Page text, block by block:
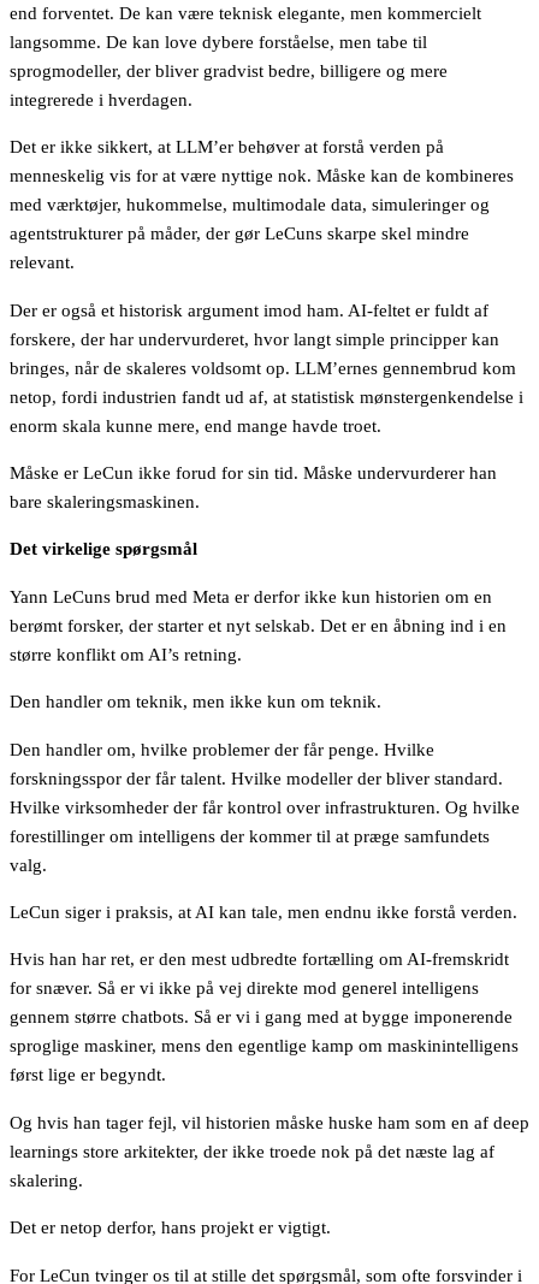
end forventet. De kan være teknisk elegante, men kommercielt
langsomme. De kan love dybere forståelse, men tabe til
sprogmodeller, der bliver gradvist bedre, billigere og mere
integrerede i hverdagen.
Det er ikke sikkert, at LLM’er behøver at forstå verden på
menneskelig vis for at være nyttige nok. Måske kan de kombineres
med værktøjer, hukommelse, multimodale data, simuleringer og
agentstrukturer på måder, der gør LeCuns skarpe skel mindre
relevant.
Der er også et historisk argument imod ham. AI-feltet er fuldt af
forskere, der har undervurderet, hvor langt simple principper kan
bringes, når de skaleres voldsomt op. LLM’ernes gennembrud kom
netop, fordi industrien fandt ud af, at statistisk mønstergenkendelse i
enorm skala kunne mere, end mange havde troet.
Måske er LeCun ikke forud for sin tid. Måske undervurderer han
bare skaleringsmaskinen.
Det virkelige spørgsmål
Yann LeCuns brud med Meta er derfor ikke kun historien om en
berømt forsker, der starter et nyt selskab. Det er en åbning ind i en
større konflikt om AI’s retning.
Den handler om teknik, men ikke kun om teknik.
Den handler om, hvilke problemer der får penge. Hvilke
forskningsspor der får talent. Hvilke modeller der bliver standard.
Hvilke virksomheder der får kontrol over infrastrukturen. Og hvilke
forestillinger om intelligens der kommer til at præge samfundets
valg.
LeCun siger i praksis, at AI kan tale, men endnu ikke forstå verden.
Hvis han har ret, er den mest udbredte fortælling om AI-fremskridt
for snæver. Så er vi ikke på vej direkte mod generel intelligens
gennem større chatbots. Så er vi i gang med at bygge imponerende
sproglige maskiner, mens den egentlige kamp om maskinintelligens
først lige er begyndt.
Og hvis han tager fejl, vil historien måske huske ham som en af deep
learnings store arkitekter, der ikke troede nok på det næste lag af
skalering.
Det er netop derfor, hans projekt er vigtigt.
For LeCun tvinger os til at stille det spørgsmål, som ofte forsvinder i